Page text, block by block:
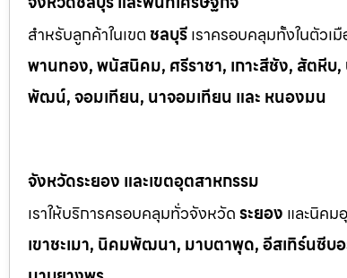
สำหรับลูกค้าในเขต ชลบุรีเราครอบคลุมทั้งในตัวเ
พานทอง, พนัสนิคม, ศรีราชา, เกาะสีชัง, สัตหีบ
พัฒน์, จอมเทียน, นาจอมเทียน และ หนองมน
จังหวัดระยอง และเขตอุตสาหกรรม
เราให้บริการครอบคลุมทั่วจังหวัดระยอง และนิคม
เขาชะเมา, นิคมพัฒนา, มาบตาพุด, อีสเทิร์นซีบ